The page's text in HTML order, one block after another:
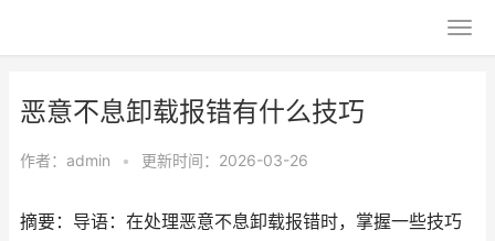
恶意不息卸载报错有什么技巧
作者： admin • 更新时间：2026-03-26
摘要：导语：在处理恶意不息卸载报错时，掌握一些技巧